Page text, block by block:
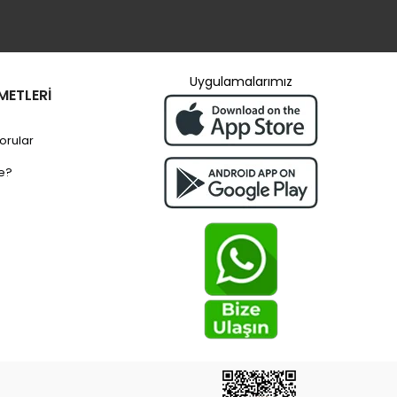
Uygulamalarımız